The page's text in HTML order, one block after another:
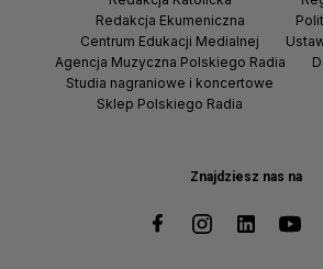
Znajdziesz nas na
Redakcja Ekumeniczna
Centrum Edukacji Medialnej
Agencja Muzyczna Polskiego Radia
Studia nagraniowe i koncertowe
Sklep Polskiego Radia